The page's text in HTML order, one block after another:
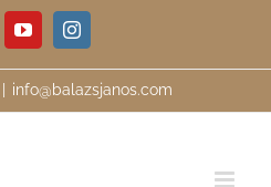
YouTubeInstagram
info@balazsjanos.com